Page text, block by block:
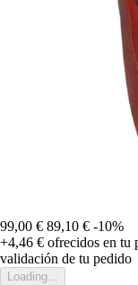
99,00 € 89,10 € -10%
+4,46 € ofrecidos en tu
validación de tu pedido
Loading...